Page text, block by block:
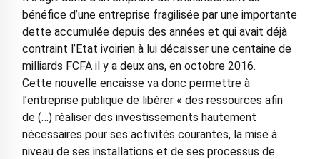
bénéfice d’une entreprise fragilisée par une importante
dette accumulée depuis des années et qui avait déjà
contraint l’Etat ivoirien à lui décaisser une centaine de
milliards FCFA il y a deux ans, en octobre 2016.
Cette nouvelle encaisse va donc permettre à
l’entreprise publique de libérer « des ressources afin
de (…) réaliser des investissements hautement
nécessaires pour ses activités courantes, la mise à
niveau de ses installations et de ses processus de